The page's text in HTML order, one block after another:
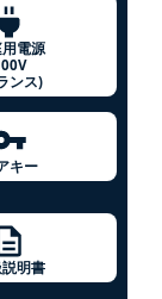
電源
ンス)
キー
明書